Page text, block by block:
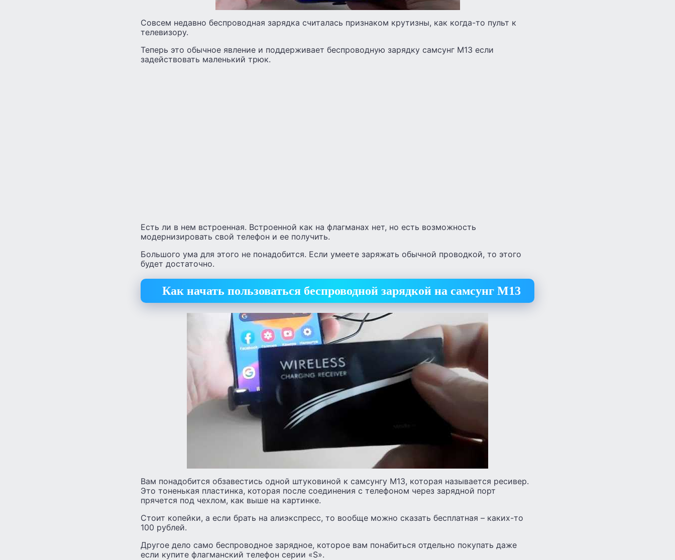
Совсем недавно беспроводная зарядка считалась признаком крутизны, как когда-то пульт к
телевизору.
Теперь это обычное явление и поддерживает беспроводную зарядку самсунг М13 если
задействовать маленький трюк.
Есть ли в нем встроенная. Встроенной как на флагманах нет, но есть возможность
модернизировать свой телефон и ее получить.
Большого ума для этого не понадобится. Если умеете заряжать обычной проводкой, то этого
будет достаточно.
Как начать пользоваться беспроводной зарядкой на самсунг М13
Вам понадобится обзавестись одной штуковиной к самсунгу М13, которая называется ресивер.
Это тоненькая пластинка, которая после соединения с телефоном через зарядной порт
прячется под чехлом, как выше на картинке.
Стоит копейки, а если брать на алиэкспресс, то вообще можно сказать бесплатная – каких-то
100 рублей.
Другое дело само беспроводное зарядное, которое вам понабиться отдельно покупать даже
если купите флагманский телефон серии «S».